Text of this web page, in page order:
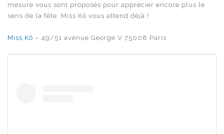
mesure vous sont proposés pour apprécier encore plus le
sens de la fête. Miss Kô vous attend déjà !
Miss Kô – 49/51 avenue George V 75008 Paris